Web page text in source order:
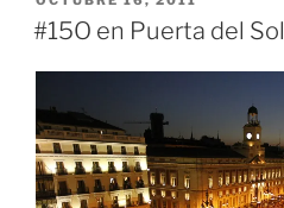
EL
#15O en Puerta del Sol